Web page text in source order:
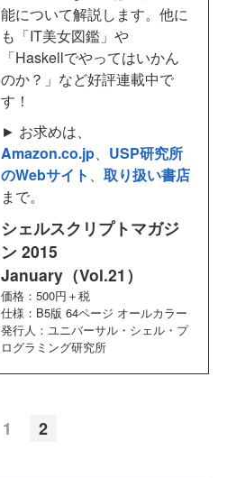
能について解説します。他に
も「IT美女図鑑」や
「Haskellでやってはいかん
のか？」など好評連載中で
す！
► お求めは、
Amazon.co.jp、 USP研究所
のWebサイト 、 取り扱い書店
まで。
シェルスクリプトマガジ
ン 2015
January（Vol.21）
価格：500円＋税
仕様：B5版 64ページ オールカラー
発行人：ユニバーサル・シェル・プ
ログラミング研究所
1 2